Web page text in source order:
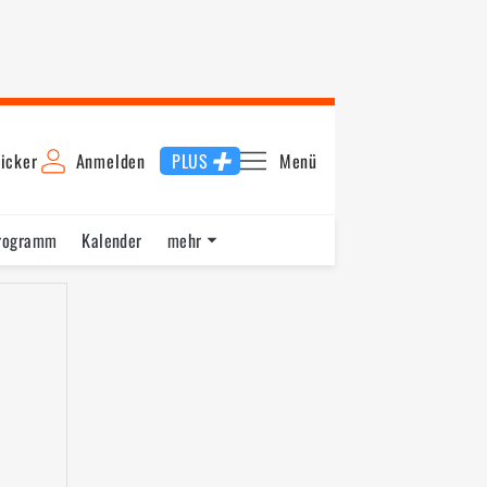
Anmelden PLUS Menü
Kalender
mehr